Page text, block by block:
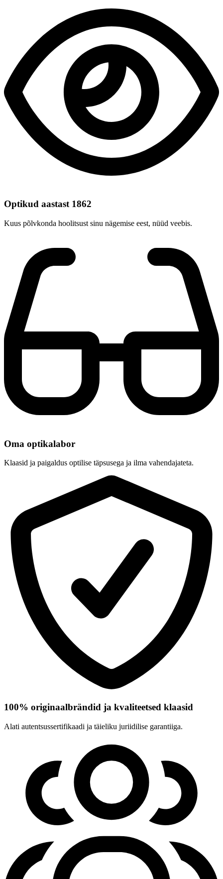
Optikud aastast 1862
Kuus põlvkonda hoolitsust sinu nägemise eest, nüüd veebis.
Oma optikalabor
Klaasid ja paigaldus optilise täpsusega ja ilma vahendajateta.
100% originaalbrändid ja kvaliteetsed klaasid
Alati autentsussertifikaadi ja täieliku juriidilise garantiiga.